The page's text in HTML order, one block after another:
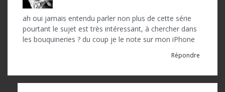
’
ah oui jamais entendu parler non plus de cette série
pourtant le sujet est très intéressant, à chercher dans
les bouquineries ? du coup je le note sur mon iPhone
Répondre